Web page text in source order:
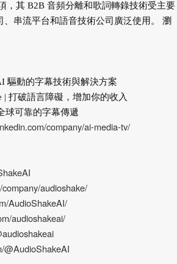
，其 B2B 音頻分離和歌詞轉錄技術受主要
、串流平台和語音技術公司廣泛使用。 瀏
驅動的字幕技術與解決方案
| 打破語言障礙，增加你的收入
球可靠的字幕傳遞
company/ai-media-tv/
audioshake/
AudioShakeAI/
audioshakeai/
@AudioShakeAI